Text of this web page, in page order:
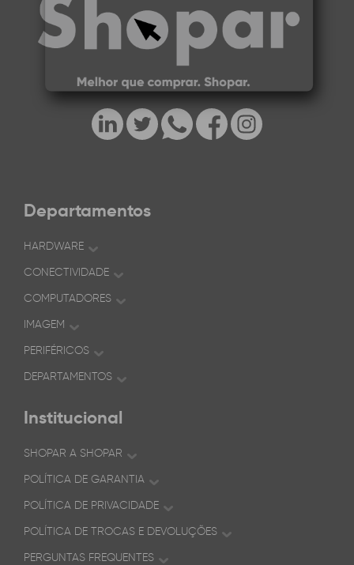
Departamentos
HARDWARE
CONECTIVIDADE
COMPUTADORES
IMAGEM
PERIFÉRICOS
DEPARTAMENTOS
Institucional
SHOPAR A SHOPAR
POLÍTICA DE GARANTIA
POLÍTICA DE PRIVACIDADE
POLÍTICA DE TROCAS E DEVOLUÇÕES
PERGUNTAS FREQUENTES